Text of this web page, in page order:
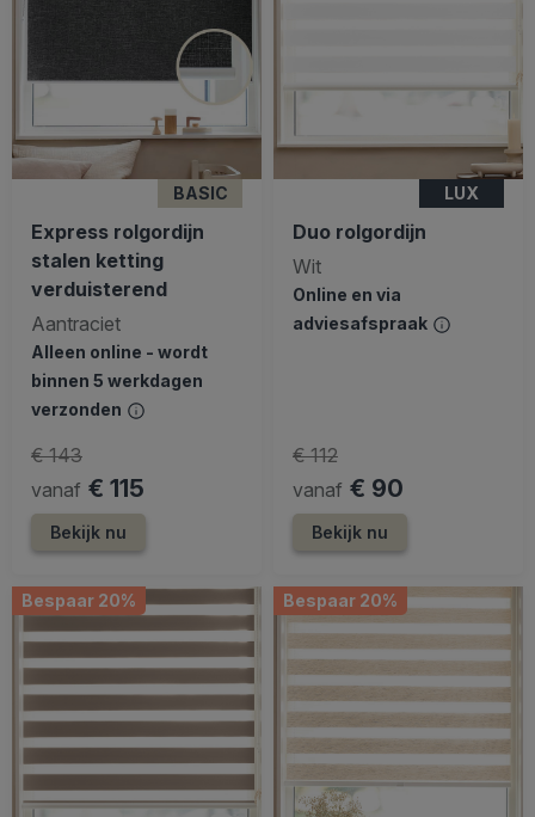
BASIC
Express rolgordijn
stalen ketting
verduisterend
Aantraciet
Alleen online - wordt
binnen 5 werkdagen
verzonden
vanaf € 115
€ 143
Bekijk nu
LUX
Duo rolgordijn
Wit
Online en via
adviesafspraak
vanaf € 90
€ 112
Bekijk nu
Bespaar 20% Bespaar 20%